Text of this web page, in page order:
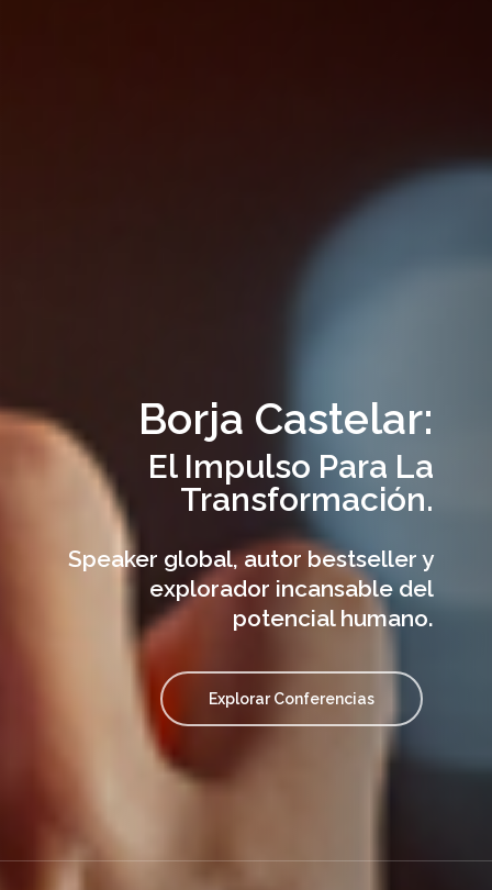
Borja Castelar:
El Impulso Para La
Transformación.
Speaker global, autor bestseller y
explorador incansable del
potencial humano.
Explorar Conferencias